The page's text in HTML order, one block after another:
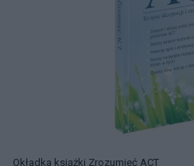
Okładka książki Zrozumieć ACT